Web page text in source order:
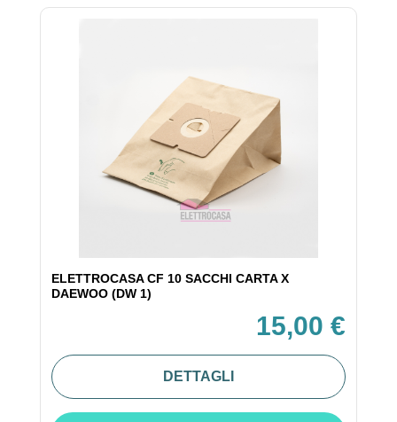
ELETTROCASA CF 10 SACCHI CARTA X
DAEWOO (DW 1)
15,00 €
DETTAGLI